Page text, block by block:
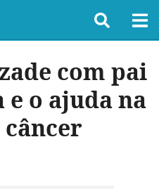
com pai
o ajuda na